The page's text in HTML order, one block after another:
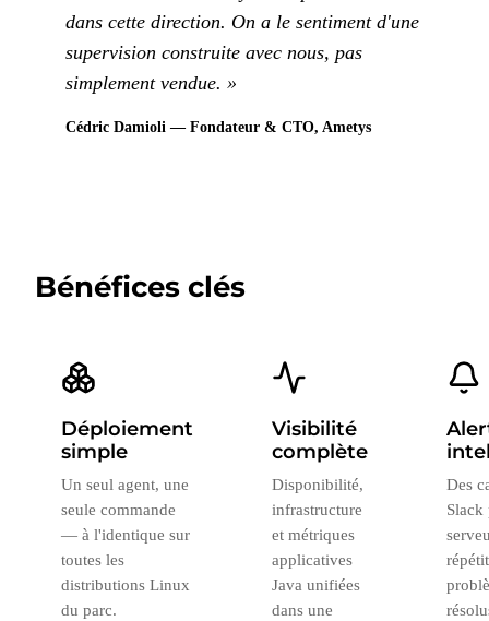
dans cette direction. On a le sentiment d'une
supervision construite avec nous, pas
simplement vendue. »
Cédric Damioli — Fondateur & CTO, Ametys
Bénéfices clés
Déploiement
simple
Un seul agent, une
seule commande
— à l'identique sur
toutes les
distributions Linux
du parc.
Visibilité
complète
Disponibilité,
infrastructure
et métriques
applicatives
Java unifiées
dans une
Des
Slack